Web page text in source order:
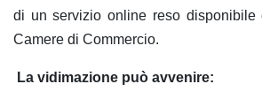
di un servizio online reso disponibile
Camere di Commercio.
La vidimazione può avvenire: